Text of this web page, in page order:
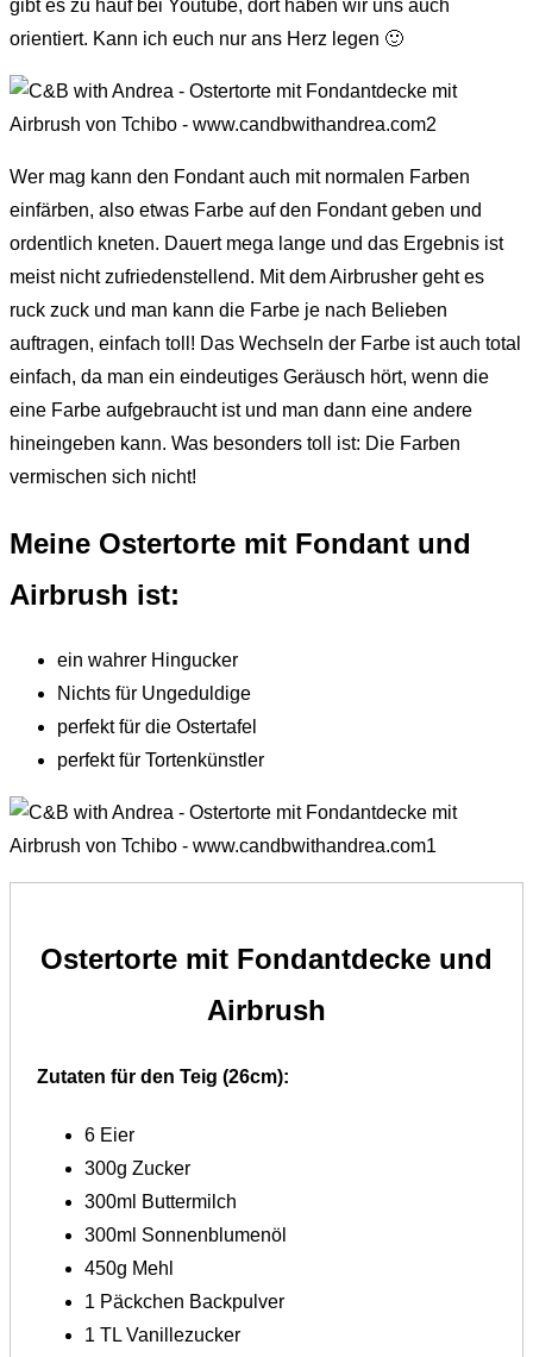
gibt es zu hauf bei Youtube, dort haben wir uns auch
orientiert. Kann ich euch nur ans Herz legen 🙂
Wer mag kann den Fondant auch mit normalen Farben
einfärben, also etwas Farbe auf den Fondant geben und
ordentlich kneten. Dauert mega lange und das Ergebnis ist
meist nicht zufriedenstellend. Mit dem Airbrusher geht es
ruck zuck und man kann die Farbe je nach Belieben
auftragen, einfach toll! Das Wechseln der Farbe ist auch total
einfach, da man ein eindeutiges Geräusch hört, wenn die
eine Farbe aufgebraucht ist und man dann eine andere
hineingeben kann. Was besonders toll ist: Die Farben
vermischen sich nicht!
Meine Ostertorte mit Fondant und
Airbrush ist:
ein wahrer Hingucker
Nichts für Ungeduldige
perfekt für die Ostertafel
perfekt für Tortenkünstler
Ostertorte mit Fondantdecke und
Airbrush
Zutaten für den Teig (26cm):
6 Eier
300g Zucker
300ml Buttermilch
300ml Sonnenblumenöl
450g Mehl
1 Päckchen Backpulver
1 TL Vanillezucker